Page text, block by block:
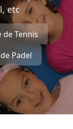
etc
de Tennis
Padel